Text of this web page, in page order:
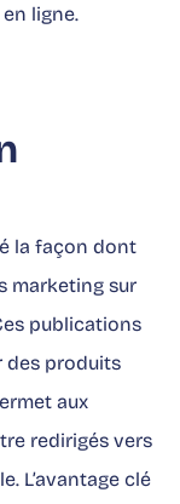
ligne.
la façon dont
marketing sur
publications
des produits
aux
redirigés vers
L’avantage clé